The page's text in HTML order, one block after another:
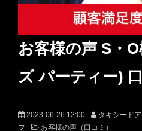
お客様の声 S・
ズ パーティー)
2023-06-26 12:00
タキシード
フ
お客様の声（口コミ）